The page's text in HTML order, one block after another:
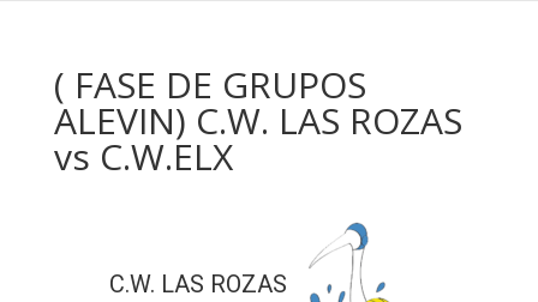
( FASE DE GRUPOS
ALEVIN) C.W. LAS ROZAS
vs C.W.ELX
C.W. LAS ROZAS